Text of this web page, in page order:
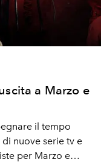
a Marzo e
il tempo
nuove serie tv e
per Marzo e